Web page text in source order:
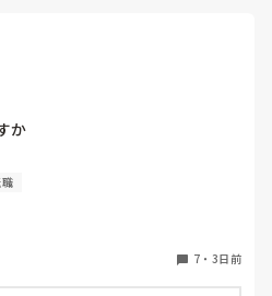
ることもある反面、ペアの先輩
ペアの新人はのんびり記録して
をかけても、「記録終わってな
意欲があまり感じられず…これ
まりました。。。時代柄でしょ
は、もっと業務量に見合った、
きるゆとりが欲しいです。
か
7 ・ 3日前